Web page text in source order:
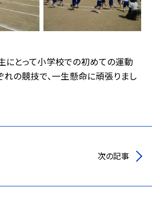
にとって小学校での初めての運動
れの競技で、一生懸命に頑張りまし
次の記事